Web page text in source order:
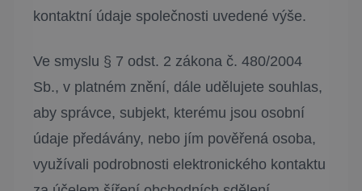
kontaktní údaje společnosti uvedené výše.
Ve smyslu § 7 odst. 2 zákona č. 480/2004
Sb., v platném znění, dále udělujete souhlas,
aby správce, subjekt, kterému jsou osobní
údaje předávány, nebo jím pověřená osoba,
využívali podrobnosti elektronického kontaktu